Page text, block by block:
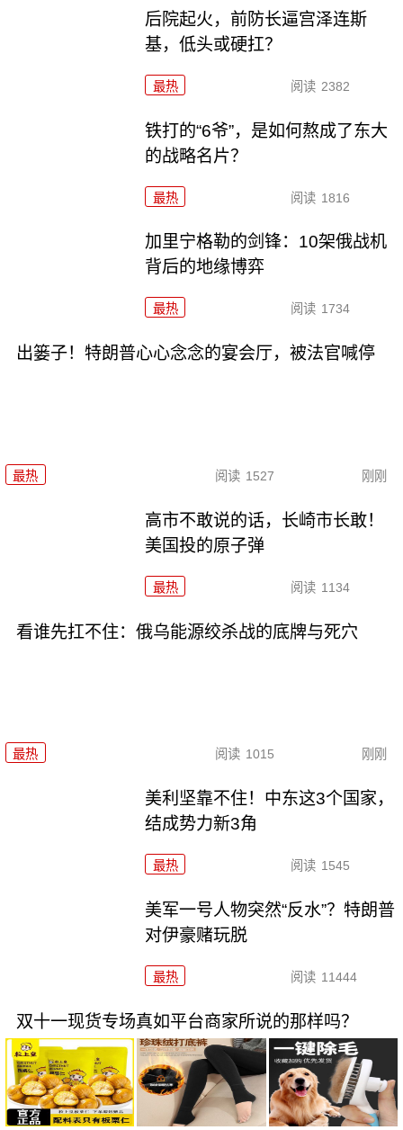
后院起火，前防长逼宫泽连斯
基，低头或硬扛？
最热 阅读 2382
铁打的“6爷”，是如何熬成了东大
的战略名片？
最热 阅读 1816
加里宁格勒的剑锋：10架俄战机
背后的地缘博弈
最热 阅读 1734
出篓子！特朗普心心念念的宴会厅，被法官喊停
最热 阅读 1527 刚刚
高市不敢说的话，长崎市长敢！
美国投的原子弹
最热 阅读 1134
看谁先扛不住：俄乌能源绞杀战的底牌与死穴
最热 阅读 1015 刚刚
美利坚靠不住！中东这3个国家，
结成势力新3角
最热 阅读 1545
美军一号人物突然“反水”？特朗普
对伊豪赌玩脱
最热 阅读 11444
双十一现货专场真如平台商家所说的那样吗？